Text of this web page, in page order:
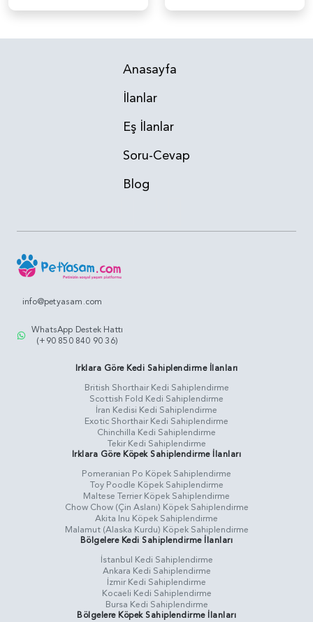
Anasayfa
İlanlar
Eş İlanlar
Soru-Cevap
Blog
info@petyasam.com
WhatsApp Destek Hattı
(+90 850 840 90 36)
Irklara Göre Kedi Sahiplendirme İlanları
British Shorthair Kedi Sahiplendirme
Scottish Fold Kedi Sahiplendirme
İran Kedisi Kedi Sahiplendirme
Exotic Shorthair Kedi Sahiplendirme
Chinchilla Kedi Sahiplendirme
Tekir Kedi Sahiplendirme
Irklara Göre Köpek Sahiplendirme İlanları
Pomeranian Po Köpek Sahiplendirme
Toy Poodle Köpek Sahiplendirme
Maltese Terrier Köpek Sahiplendirme
Chow Chow (Çin Aslanı) Köpek Sahiplendirme
Akita Inu Köpek Sahiplendirme
Malamut (Alaska Kurdu) Köpek Sahiplendirme
Bölgelere Kedi Sahiplendirme İlanları
İstanbul Kedi Sahiplendirme
Ankara Kedi Sahiplendirme
İzmir Kedi Sahiplendirme
Kocaeli Kedi Sahiplendirme
Bursa Kedi Sahiplendirme
Bölgelere Köpek Sahiplendirme İlanları